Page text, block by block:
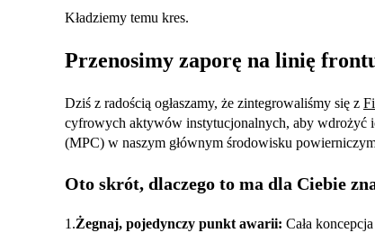
Kładziemy temu kres.
Przenosimy zaporę na linię
Dziś z radością ogłaszamy, że zintegrowaliśmy się z
cyfrowych aktywów instytucjonalnych, aby wdrożyć
(MPC) w naszym głównym środowisku
Oto skrót, dlaczego to ma dla Ciebie
1.Żegnaj, pojedynczy punkt awarii: Cała